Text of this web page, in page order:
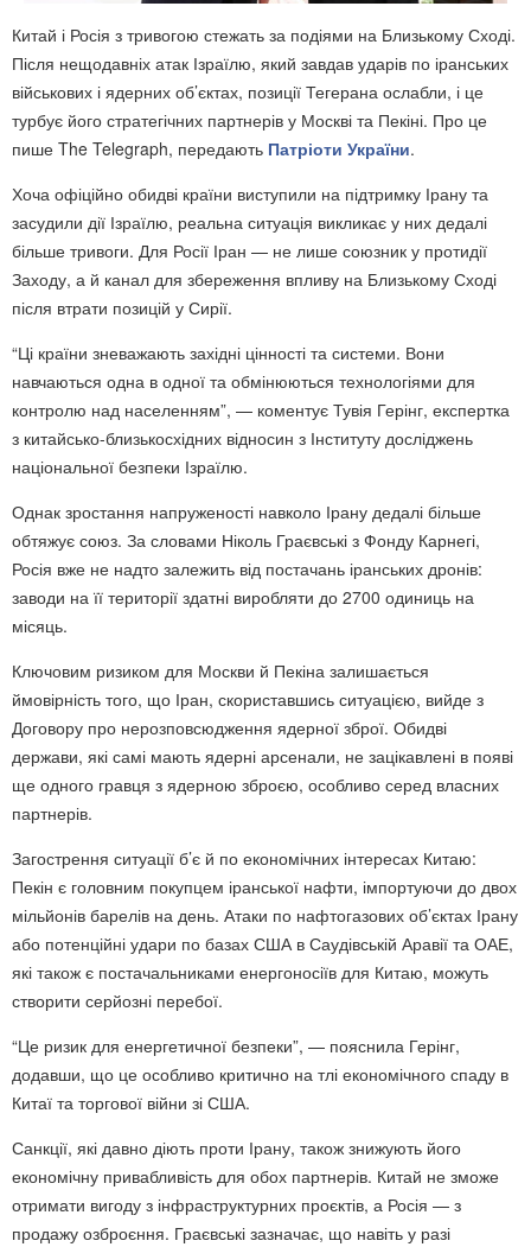
Китай і Росія з тривогою стежать за подіями на Близькому Сході.
Після нещодавніх атак Ізраїлю, який завдав ударів по іранських
військових і ядерних об’єктах, позиції Тегерана ослабли, і це
турбує його стратегічних партнерів у Москві та Пекіні. Про це
пише The Telegraph, передають Патріоти України.
Хоча офіційно обидві країни виступили на підтримку Ірану та
засудили дії Ізраїлю, реальна ситуація викликає у них дедалі
більше тривоги. Для Росії Іран — не лише союзник у протидії
Заходу, а й канал для збереження впливу на Близькому Сході
після втрати позицій у Сирії.
“Ці країни зневажають західні цінності та системи. Вони
навчаються одна в одної та обмінюються технологіями для
контролю над населенням”, — коментує Тувія Герінг, експертка
з китайсько-близькосхідних відносин з Інституту досліджень
національної безпеки Ізраїлю.
Однак зростання напруженості навколо Ірану дедалі більше
обтяжує союз. За словами Ніколь Граєвські з Фонду Карнегі,
Росія вже не надто залежить від постачань іранських дронів:
заводи на її території здатні виробляти до 2700 одиниць на
місяць.
Ключовим ризиком для Москви й Пекіна залишається
ймовірність того, що Іран, скориставшись ситуацією, вийде з
Договору про нерозповсюдження ядерної зброї. Обидві
держави, які самі мають ядерні арсенали, не зацікавлені в появі
ще одного гравця з ядерною зброєю, особливо серед власних
партнерів.
Загострення ситуації б’є й по економічних інтересах Китаю:
Пекін є головним покупцем іранської нафти, імпортуючи до двох
мільйонів барелів на день. Атаки по нафтогазових об’єктах Ірану
або потенційні удари по базах США в Саудівській Аравії та ОАЕ,
які також є постачальниками енергоносіїв для Китаю, можуть
створити серйозні перебої.
“Це ризик для енергетичної безпеки”, — пояснила Герінг,
додавши, що це особливо критично на тлі економічного спаду в
Китаї та торгової війни зі США.
Санкції, які давно діють проти Ірану, також знижують його
економічну привабливість для обох партнерів. Китай не зможе
отримати вигоду з інфраструктурних проєктів, а Росія — з
продажу озброєння. Граєвські зазначає, що навіть у разі